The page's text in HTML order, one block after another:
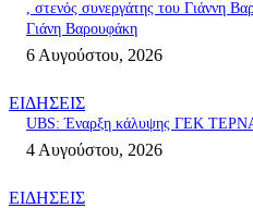
, στενός συνεργάτης του Γιάννη
Γιάνη Βαρουφάκη
6 Αυγούστου, 2026
ΕΙΔΗΣΕΙΣ
UBS: Έναρξη κάλυψης ΓΕΚ
4 Αυγούστου, 2026
ΕΙΔΗΣΕΙΣ